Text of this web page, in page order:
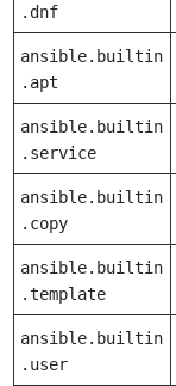
.dnf
ansible.builtin
.apt
ansible.builtin
.service
ansible.builtin
.copy
ansible.builtin
.template
ansible.builtin
.user